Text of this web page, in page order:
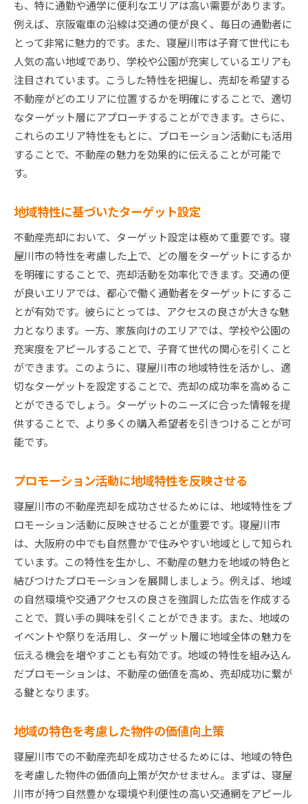
も、特に通勤や通学に便利なエリアは高い需要があります。
例えば、京阪電車の沿線は交通の便が良く、毎日の通勤者に
とって非常に魅力的です。また、寝屋川市は子育て世代にも
人気の高い地域であり、学校や公園が充実しているエリアも
注目されています。こうした特性を把握し、売却を希望する
不動産がどのエリアに位置するかを明確にすることで、適切
なターゲット層にアプローチすることができます。さらに、
これらのエリア特性をもとに、プロモーション活動にも活用
することで、不動産の魅力を効果的に伝えることが可能で
す。
地域特性に基づいたターゲット設定
不動産売却において、ターゲット設定は極めて重要です。寝
屋川市の特性を考慮した上で、どの層をターゲットにするか
を明確にすることで、売却活動を効率化できます。交通の便
が良いエリアでは、都心で働く通勤者をターゲットにするこ
とが有効です。彼らにとっては、アクセスの良さが大きな魅
力となります。一方、家族向けのエリアでは、学校や公園の
充実度をアピールすることで、子育て世代の関心を引くこと
ができます。このように、寝屋川市の地域特性を活かし、適
切なターゲットを設定することで、売却の成功率を高めるこ
とができるでしょう。ターゲットのニーズに合った情報を提
供することで、より多くの購入希望者を引きつけることが可
能です。
プロモーション活動に地域特性を反映させる
寝屋川市の不動産売却を成功させるためには、地域特性をプ
ロモーション活動に反映させることが重要です。寝屋川市
は、大阪府の中でも自然豊かで住みやすい地域として知られ
ています。この特性を生かし、不動産の魅力を地域の特色と
結びつけたプロモーションを展開しましょう。例えば、地域
の自然環境や交通アクセスの良さを強調した広告を作成する
ことで、買い手の興味を引くことができます。また、地域の
イベントや祭りを活用し、ターゲット層に地域全体の魅力を
伝える機会を増やすことも有効です。地域の特性を組み込ん
だプロモーションは、不動産の価値を高め、売却成功に繋が
る鍵となります。
地域の特色を考慮した物件の価値向上策
寝屋川市での不動産売却を成功させるためには、地域の特色
を考慮した物件の価値向上策が欠かせません。まずは、寝屋
川市が持つ自然豊かな環境や利便性の高い交通網をアピール